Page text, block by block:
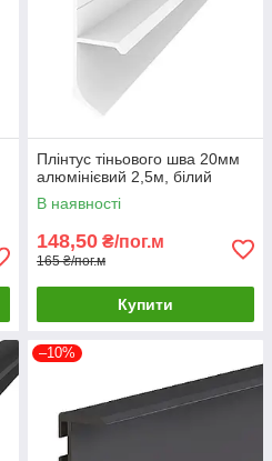
Плінтус тіньового шва 20мм
алюмінієвий 2,5м, білий
В наявності
148,50 ₴/пог.м
165 ₴/пог.м
Купити
–10%